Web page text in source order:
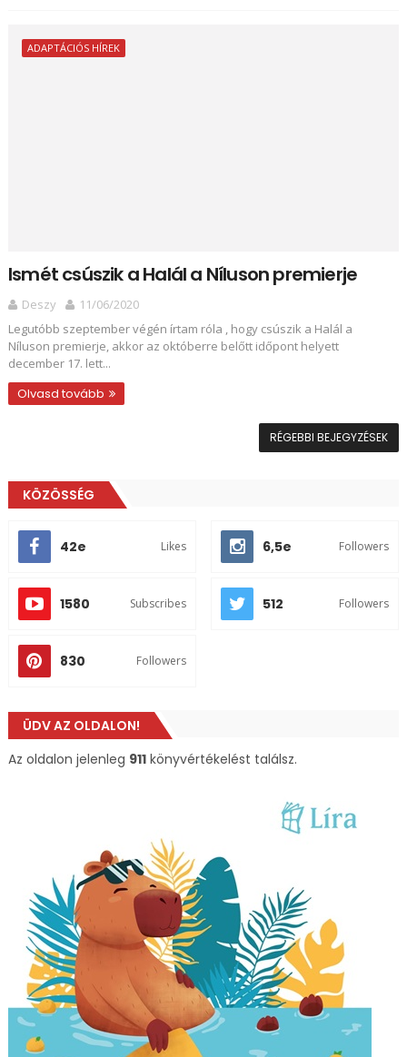
ADAPTÁCIÓS HÍREK
Ismét csúszik a Halál a Níluson premierje
Deszy
11/06/2020
Legutóbb szeptember végén írtam róla , hogy csúszik a Halál a
Níluson premierje, akkor az októberre belőtt időpont helyett
december 17. lett...
Olvasd tovább
RÉGEBBI BEJEGYZÉSEK
KÖZÖSSÉG
42e Likes 6,5e Followers
1580 Subscribes 512 Followers
830 Followers
ÜDV AZ OLDALON!
Az oldalon jelenleg 911könyvértékelést találsz.